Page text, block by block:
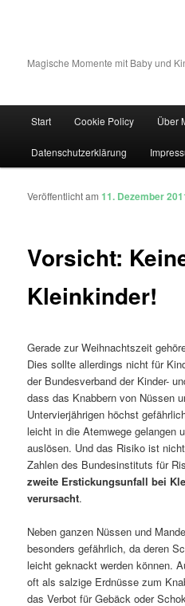
Magische Momente mit Baby und
Zum Inhalt wechseln
Zum sekundären Inhalt
Start Cookie Policy Über
Datenschutzerklärung
Artikelnavigation
Vorsicht:
Kleinkinder!
Veröffentlicht am11. Dezember
Gerade zur Weihnachtszeit
Dies sollte allerdings nicht für
der Bundesverband der Kinder-
dass das Knabbern von Nüssen
Untervierjährigen höchst
leicht in die Atemwege gelangen
auslösen. Und das Risiko ist
Zahlen des Bundesinstituts für
zweite Erstickungsunfall bei
verursacht.
Neben ganzen Nüssen und
besonders gefährlich, da deren
leicht geknackt werden können.
oft als salzige Erdnüsse zum
das Verbot für Gebäck oder